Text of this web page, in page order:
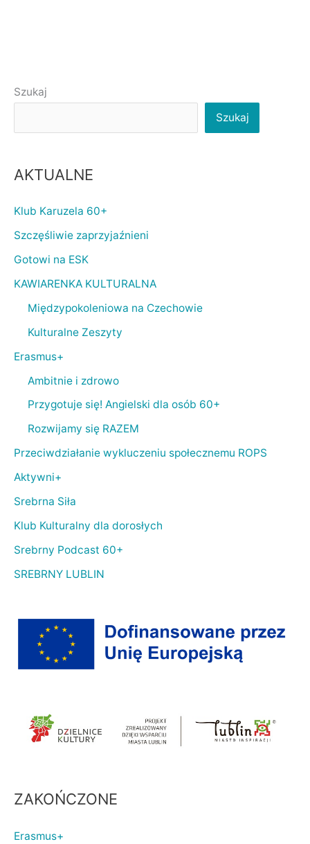
Szukaj
Szukaj
AKTUALNE
Klub Karuzela 60+
Szczęśliwie zaprzyjaźnieni
Gotowi na ESK
KAWIARENKA KULTURALNA
Międzypokoleniowa na Czechowie
Kulturalne Zeszyty
Erasmus+
Ambitnie i zdrowo
Przygotuje się! Angielski dla osób 60+
Rozwijamy się RAZEM
Przeciwdziałanie wykluczeniu społecznemu ROPS
Aktywni+
Srebrna Siła
Klub Kulturalny dla dorosłych
Srebrny Podcast 60+
SREBRNY LUBLIN
ZAKOŃCZONE
Erasmus+